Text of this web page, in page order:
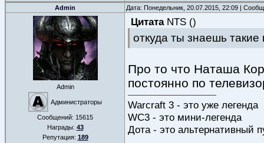
Admin Дата: Понедельник, 20.07.2015, 22:09 |
Admin
Администраторы
Сообщений: 15615
Награды: 43
Репутация: 189
Цитата NTS ()
откуда ты знаешь
Про то что Наташа
постоянно по
Warcraft 3 - это уже легенда
WC3 - это мини-легенда
Дота - это альтернативный